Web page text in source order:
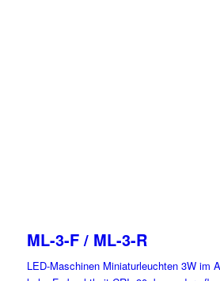
ML-3-F / ML-3-R
LED-Maschinen Miniaturleuchten 3W im